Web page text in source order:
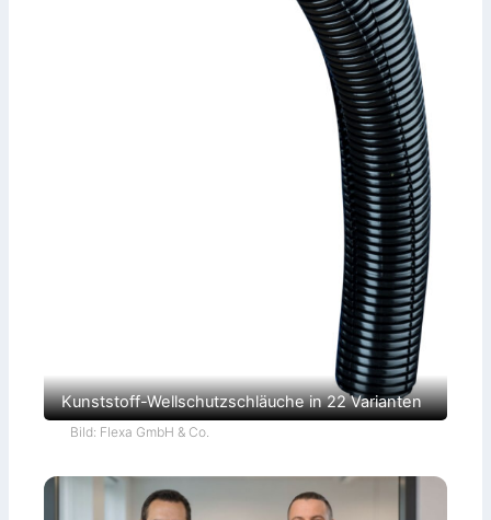
Kunststoff-Wellschutzschläuche in 22 Varianten
Bild: Flexa GmbH & Co.